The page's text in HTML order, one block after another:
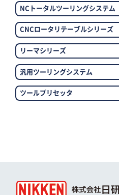
NCトータルツーリングシステム
CNCロータリテーブルシリーズ
リーマシリーズ
汎用ツーリングシステム
ツールプリセッタ